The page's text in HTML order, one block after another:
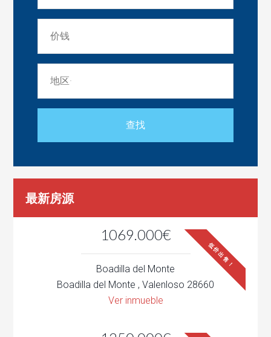
最新房源
1069.000€
低价出售！
Boadilla del Monte
Boadilla del Monte , Valenloso 28660
Ver inmueble